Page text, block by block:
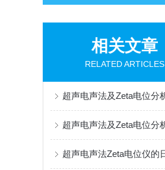
相关文章
RELATED ARTICLES